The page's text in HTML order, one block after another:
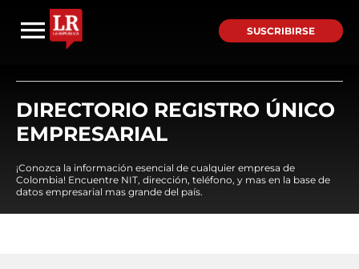
SUSCRIBIRSE
DIRECTORIO REGISTRO ÚNICO
EMPRESARIAL
¡Conozca la información esencial de cualquier empresa de
Colombia! Encuentre NIT, dirección, teléfono, y mas en la base de
datos empresarial mas grande del país.